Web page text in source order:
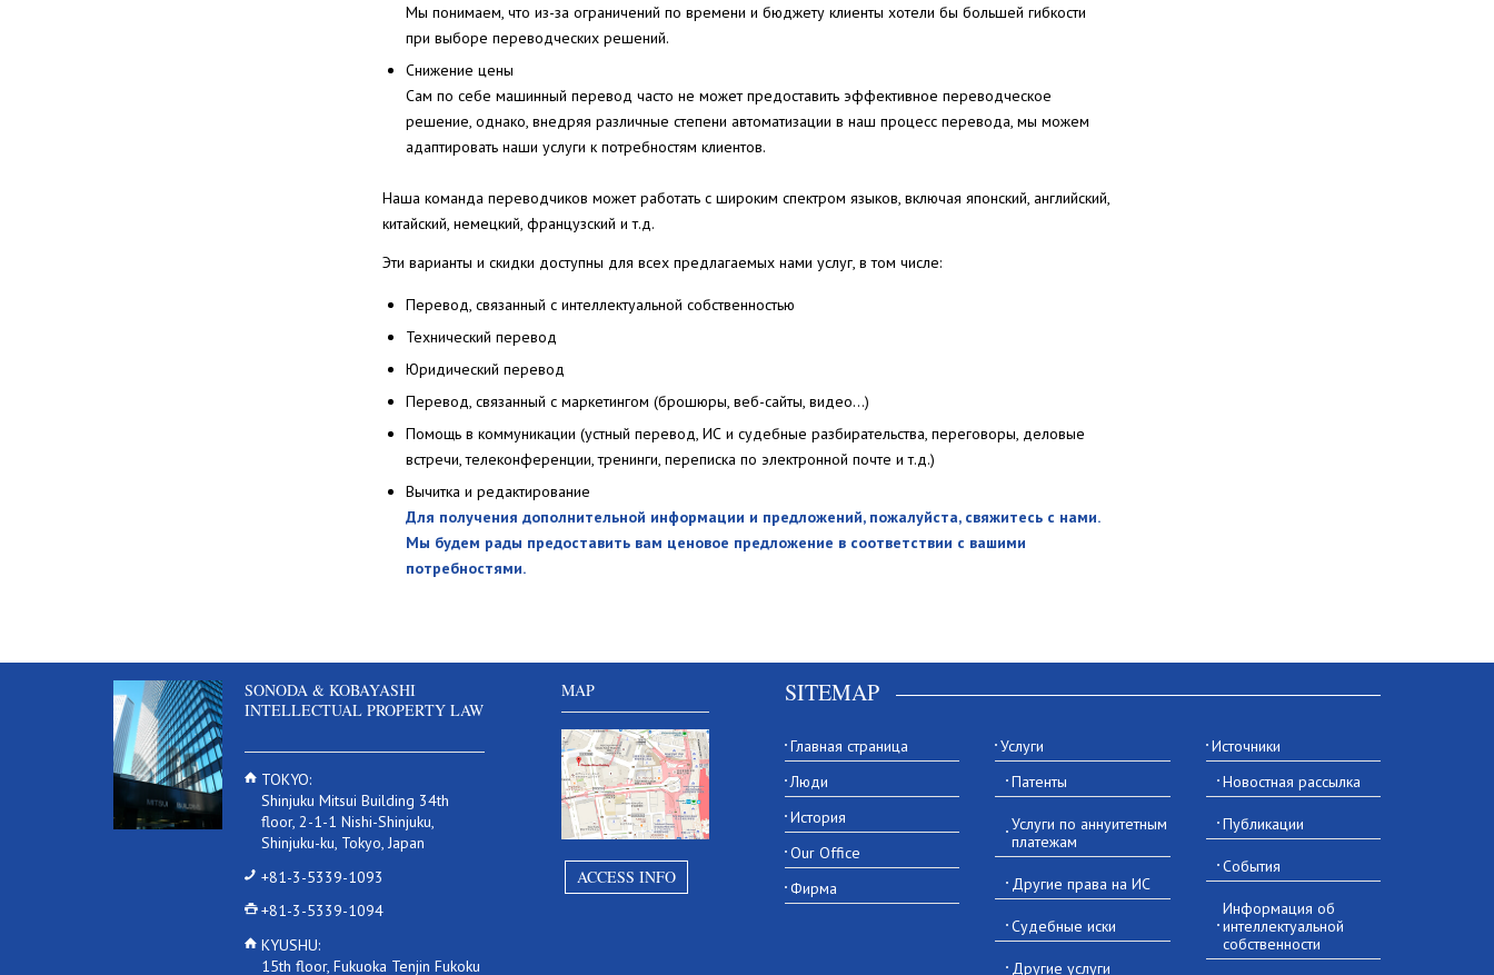
Мы понимаем, что из-за ограничений по времени и бюджету клиенты хотели бы большей гибкости
при выборе переводческих решений.
Снижение цены
Сам по себе машинный перевод часто не может предоставить эффективное переводческое
решение, однако, внедряя различные степени автоматизации в наш процесс перевода, мы можем
адаптировать наши услуги к потребностям клиентов.
Наша команда переводчиков может работать с широким спектром языков, включая японский, английский,
китайский, немецкий, французский и т.д.
Эти варианты и скидки доступны для всех предлагаемых нами услуг, в том числе:
Перевод, связанный с интеллектуальной собственностью
Технический перевод
Юридический перевод
Перевод, связанный с маркетингом (брошюры, веб-сайты, видео…)
Помощь в коммуникации (устный перевод, ИС и судебные разбирательства, переговоры, деловые
встречи, телеконференции, тренинги, переписка по электронной почте и т.д.)
Вычитка и редактирование
Для получения дополнительной информации и предложений, пожалуйста, свяжитесь с нами.
Мы будем рады предоставить вам ценовое предложение в соответствии с вашими
потребностями.
SONODA & KOBAYASHI
INTELLECTUAL PROPERTY LAW
TOKYO:
Shinjuku Mitsui Building 34th
floor, 2-1-1 Nishi-Shinjuku,
Shinjuku-ku, Tokyo, Japan
+81-3-5339-1093
+81-3-5339-1094
KYUSHU:
15th floor, Fukuoka Tenjin Fukoku
MAP
ACCESS INFO
SITEMAP
Главная страница
Люди
История
Our Office
Фирма
Услуги
Патенты
Услуги по аннуитетным
платежам
Другие права на ИС
Судебные иски
Другие услуги
Источники
Новостная рассылка
Публикации
События
Информация об
интеллектуальной
собственности